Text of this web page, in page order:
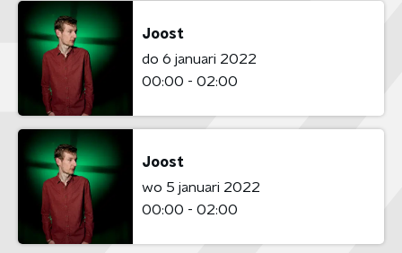
Joost
do 6 januari 2022
00:00 - 02:00
Joost
wo 5 januari 2022
00:00 - 02:00